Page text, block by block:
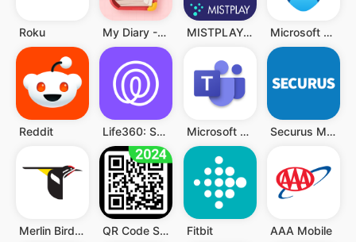
Roku My Diary - Diary With Lock MISTPLAY: Spiele für Belohnung Microsoft Authenticator
Reddit Life360: Standort teilen Microsoft Teams Securus Mobile
Merlin Bird ID von Cornell Lab QR Code Scanner (Deutsch) Fitbit AAA Mobile